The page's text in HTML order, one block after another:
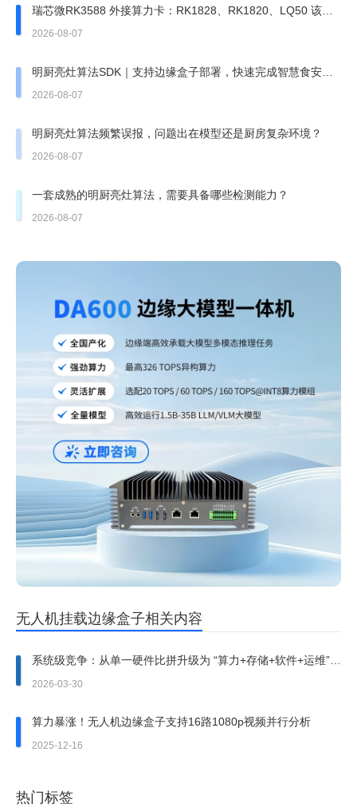
瑞芯微RK3588 外接算力卡：RK1828、RK1820、LQ50 该上
哪一张？
2026-08-07
明厨亮灶算法SDK｜支持边缘盒子部署，快速完成智慧食安改
造
2026-08-07
明厨亮灶算法频繁误报，问题出在模型还是厨房复杂环境？
2026-08-07
一套成熟的明厨亮灶算法，需要具备哪些检测能力？
2026-08-07
无人机挂载边缘盒子相关内容
系统级竞争：从单一硬件比拼升级为 “算力+存储+软件+运维”
全栈方案竞争
2026-03-30
算力暴涨！无人机边缘盒子支持16路1080p视频并行分析
2025-12-16
热门标签